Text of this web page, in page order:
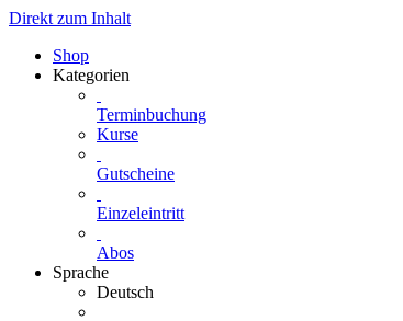
Direkt zum Inhalt
Shop
Kategorien
Terminbuchung
Kurse
Gutscheine
Einzeleintritt
Abos
Sprache
Deutsch